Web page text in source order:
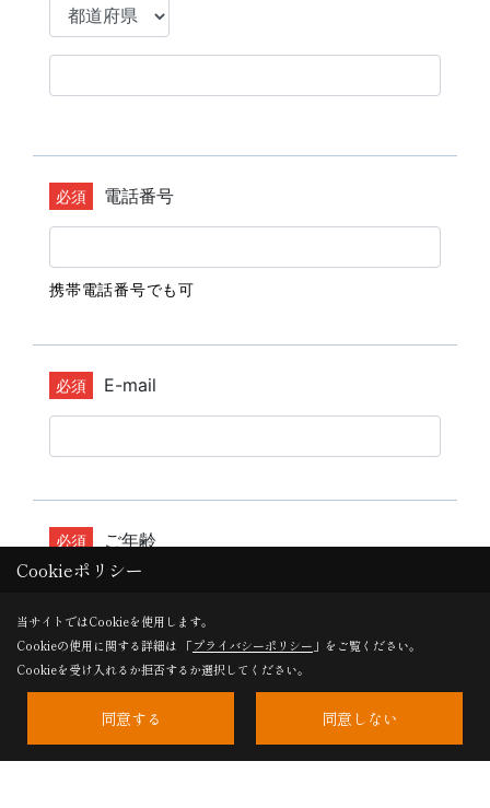
Cookieポリシー
当サイトではCookieを使用します。
Cookieの使用に関する詳細は 「プライバシーポリシー 」をご覧ください。
Cookieを受け入れるか拒否するか選択してください。
同意する 同意しない